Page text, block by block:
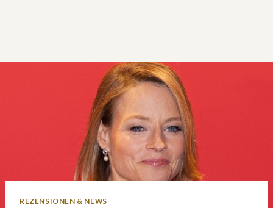
REZENSIONEN & NEWS